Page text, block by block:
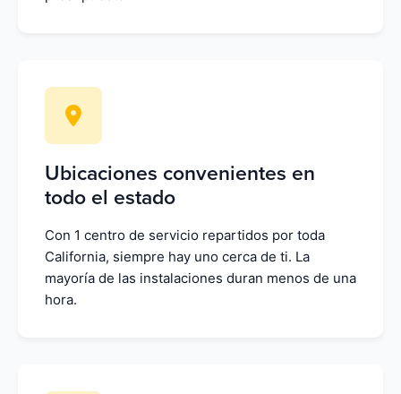
Ubicaciones convenientes en
todo el estado
Con 1 centro de servicio repartidos por toda
California, siempre hay uno cerca de ti. La
mayoría de las instalaciones duran menos de una
hora.